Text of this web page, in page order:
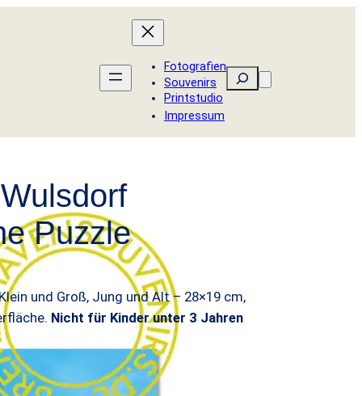
Fotografien
Souvenirs
Printstudio
Impressum
Suchen
Puzzle
und Groß, Jung und Alt – 28×19 cm,
Nicht für Kinder unter 3 Jahren